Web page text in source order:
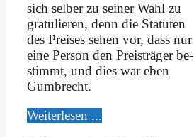
sich sel­ber zu sei­ner Wahl zu
gra­tu­lie­ren, denn die Sta­tu­ten
des Prei­ses se­hen vor, dass nur
ei­ne Per­son den Preis­trä­ger be­
stimmt, und dies war eben
Gum­brecht.
Wei­ter­le­sen ...